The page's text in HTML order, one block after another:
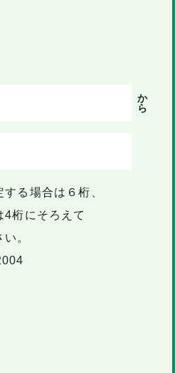
か
ら
る場合は６桁、
桁にそろえて
。